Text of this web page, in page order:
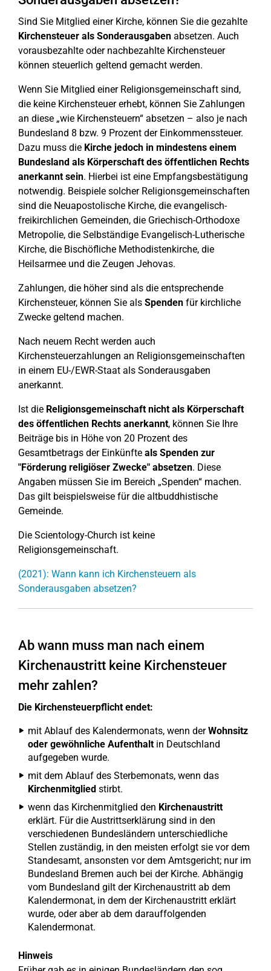
Sind Sie Mitglied einer Kirche, können Sie die gezahlte
Kirchensteuer als Sonderausgaben absetzen. Auch
vorausbezahlte oder nachbezahlte Kirchensteuer
können steuerlich geltend gemacht werden.
Wenn Sie Mitglied einer Religionsgemeinschaft sind,
die keine Kirchensteuer erhebt, können Sie Zahlungen
an diese „wie Kirchensteuern“ absetzen – also je nach
Bundesland 8 bzw. 9 Prozent der Einkommenssteuer.
Dazu muss die Kirche jedoch in mindestens einem
Bundesland als Körperschaft des öffentlichen Rechts
anerkannt sein. Hierbei ist eine Empfangsbestätigung
notwendig. Beispiele solcher Religionsgemeinschaften
sind die Neuapostolische Kirche, die evangelisch-
freikirchlichen Gemeinden, die Griechisch-Orthodoxe
Metropolie, die Selbständige Evangelisch-Lutherische
Kirche, die Bischöfliche Methodistenkirche, die
Heilsarmee und die Zeugen Jehovas.
Zahlungen, die höher sind als die entsprechende
Kirchensteuer, können Sie als Spenden für kirchliche
Zwecke geltend machen.
Nach neuem Recht werden auch
Kirchensteuerzahlungen an Religionsgemeinschaften
in einem EU-/EWR-Staat als Sonderausgaben
anerkannt.
Ist die Religionsgemeinschaft nicht als Körperschaft
des öffentlichen Rechts anerkannt, können Sie Ihre
Beiträge bis in Höhe von 20 Prozent des
Gesamtbetrags der Einkünfte als Spenden zur
"Förderung religiöser Zwecke" absetzen. Diese
Angaben müssen Sie im Bereich „Spenden“ machen.
Das gilt beispielsweise für die altbuddhistische
Gemeinde.
Die Scientology-Church ist keine
Religionsgemeinschaft.
(2021): Wann kann ich Kirchensteuern als
Sonderausgaben absetzen?
Ab wann muss man nach einem
Kirchenaustritt keine Kirchensteuer
mehr zahlen?
Die Kirchensteuerpflicht endet:
mit Ablauf des Kalendermonats, wenn derWohnsitz
oder gewöhnliche Aufenthaltin Deutschland
aufgegeben wurde.
mit dem Ablauf des Sterbemonats, wenn das
Kirchenmitglied stirbt.
wenn das Kirchenmitglied den Kirchenaustritt
erklärt. Für die Austrittserklärung sind in den
verschiedenen Bundesländern unterschiedliche
Stellen zuständig, in den meisten erfolgt sie vor dem
Standesamt, ansonsten vor dem Amtsgericht; nur im
Bundesland Bremen auch bei der Kirche. Abhängig
vom Bundesland gilt der Kirchenaustritt ab dem
Kalendermonat, in dem der Kirchenaustritt erklärt
wurde, oder aber ab dem darauffolgenden
Kalendermonat.
Hinweis